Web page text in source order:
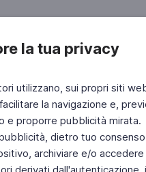
la tua privacy
utilizzano, sui propri siti
la navigazione e,
e proporre pubblicità mirata.
dietro tuo
archiviare e/o